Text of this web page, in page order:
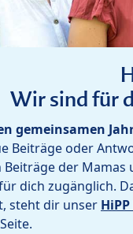
Wir sind für
gemeinsamen
Beiträge oder
der Mamas
dich zugänglich.
steht dir unser